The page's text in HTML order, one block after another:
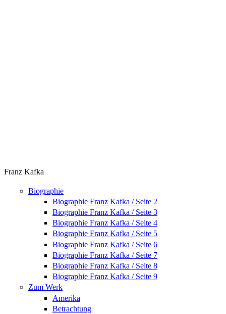
Franz Kafka
Biographie
Biographie Franz Kafka / Seite 2
Biographie Franz Kafka / Seite 3
Biographie Franz Kafka / Seite 4
Biographie Franz Kafka / Seite 5
Biographie Franz Kafka / Seite 6
Biographie Franz Kafka / Seite 7
Biographie Franz Kafka / Seite 8
Biographie Franz Kafka / Seite 9
Zum Werk
Amerika
Betrachtung